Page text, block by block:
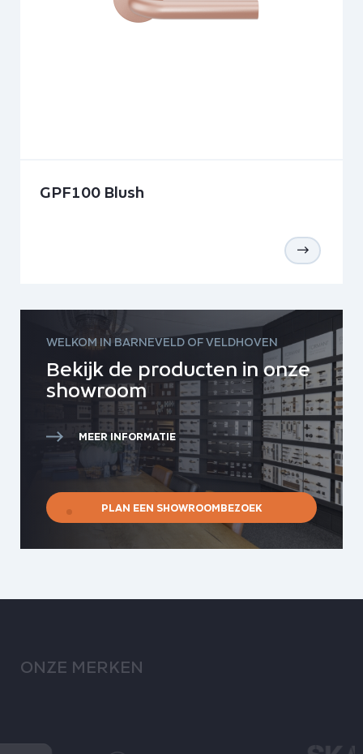
GPF100 Blush
WELKOM IN BARNEVELD OF VELDHOVEN
Bekijk de producten in onze
showroom
MEER INFORMATIE
PLAN EEN SHOWROOMBEZOEK
ONZE MERKEN